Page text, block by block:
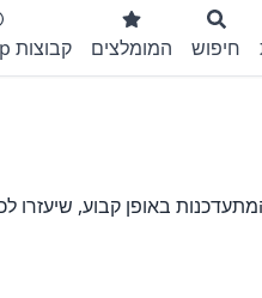
חיפוש המומלצים קבוצות WhatsApp
באופן קבוע, שיעזרו